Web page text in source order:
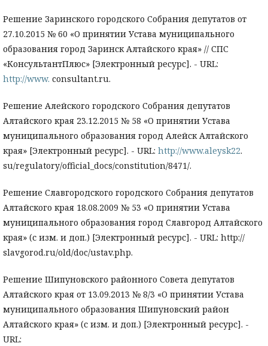
Решение Заринского городского Собрания депутатов от
27.10.2015 № 60 «О принятии Устава муниципального
образования город Заринск Алтайского края» // СПС
«КонсультантПлюс» [Электронный ресурс]. - URL:
http://www. consultant.ru.
Решение Алейского городского Собрания депутатов
Алтайского края 23.12.2015 № 58 «О принятии Устава
муниципального образования город Алейск Алтайского
края» [Электронный ресурс]. - URL: http://www.aleysk22.
su/regulatory/official_docs/constitution/8471/.
Решение Славгородского городского Собрания депутатов
Алтайского края 18.08.2009 № 53 «О принятии Устава
муниципального образования город Славгород Алтайского
края» (с изм. и доп.) [Электронный ресурс]. - URL: http://
slavgorod.ru/old/doc/ustav.php.
Решение Шипуновского районного Совета депутатов
Алтайского края от 13.09.2013 № 8/3 «О принятии Устава
муниципального образования Шипуновский район
Алтайского края» (с изм. и доп.) [Электронный ресурс]. -
URL: